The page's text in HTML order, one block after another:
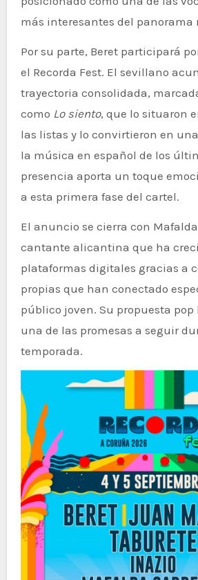
más interesantes del panorama
Por su parte, Beret participará
el Recorda Fest. El sevillano
trayectoria consolidada,
como Lo siento, que lo situaron
las listas y lo convirtieron en
la música en español de los
presencia aporta un toque
a esta primera fase del cartel.
El anuncio se cierra con
cantante alicantina que ha
plataformas digitales gracias a
propias que han conectado
público joven. Su propuesta
una de las promesas a seguir
temporada.